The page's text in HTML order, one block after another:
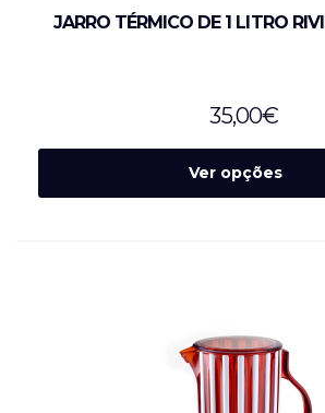
JARRO TÉRMICO DE 1 LITRO
35,00€
Ver opções